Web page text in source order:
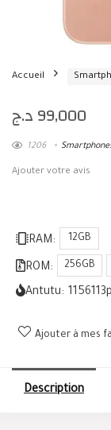
Accueil
99,000د.ج
1206
Ajouter votre avis
RAM: 12GB
ROM: 256GB
Antutu: 1156113
Ajouter à mes
Description